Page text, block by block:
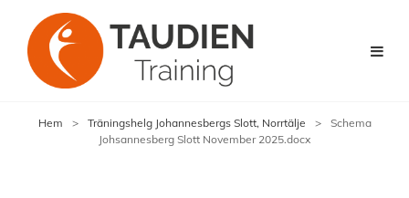
Hem > Träningshelg Johannesbergs Slott, Norrtälje >
Schema
Johsannesberg Slott November 2025.docx